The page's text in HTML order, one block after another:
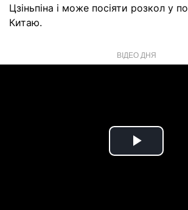
Цзіньпіна і може посіяти розкол у
Китаю.
ВІДЕО ДНЯ
Play